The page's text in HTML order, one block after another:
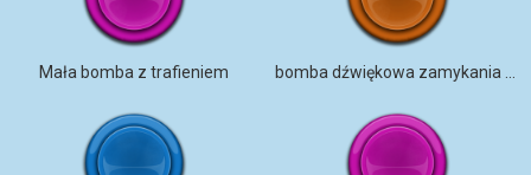
Mała bomba z trafieniem